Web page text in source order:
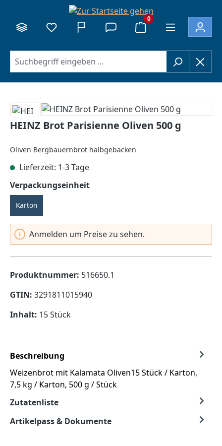
0
Bildergalerie überspringen
HEINZ Brot Parisienne Oliven 500 g
Oliven Bergbauernbrot halbgebacken
Lieferzeit: 1-3 Tage
Verpackungseinheitauswählen
Karton
Anmelden um Preise zu sehen.
Produktnummer: 516650.1
GTIN: 3291811015940
Inhalt: 15 Stück
Beschreibung
Weizenbrot mit Kalamata Oliven15 Stück / Karton,
7,5 kg / Karton, 500 g / Stück
Zutatenliste
Artikelpass & Dokumente